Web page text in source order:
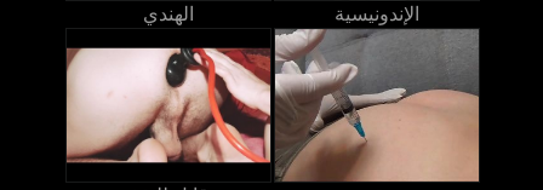
الهندي الإندونيسية